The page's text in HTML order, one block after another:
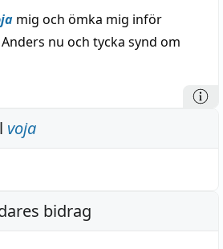
mig och ömka mig inför
nu och tycka synd om
voja
bidrag